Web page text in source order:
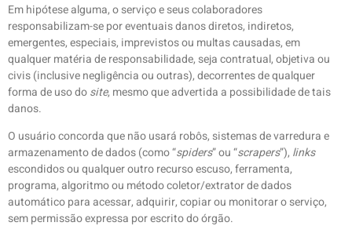
Em hipótese alguma, o serviço e seus colaboradores
responsabilizam-se por eventuais danos diretos, indiretos,
emergentes, especiais, imprevistos ou multas causadas, em
qualquer matéria de responsabilidade, seja contratual, objetiva ou
civis (inclusive negligência ou outras), decorrentes de qualquer
forma de uso dosite, mesmo que advertida a possibilidade de tais
danos.
O usuário concorda que não usará robôs, sistemas de varredura e
armazenamento de dados (como “spiders” ou “scrapers”), links
escondidos ou qualquer outro recurso escuso, ferramenta,
programa, algoritmo ou método coletor/extrator de dados
automático para acessar, adquirir, copiar ou monitorar o serviço,
sem permissão expressa por escrito do órgão.